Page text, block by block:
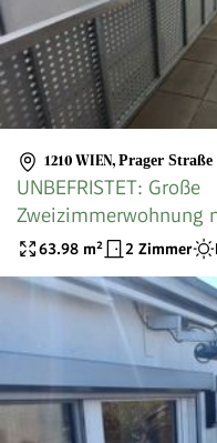
1210 WIEN, Prager Straße
UNBEFRISTET: Große
Zweizimmerwohnung
Hopfengasse 4 Stiege
63.98 m² 2 Zimmer